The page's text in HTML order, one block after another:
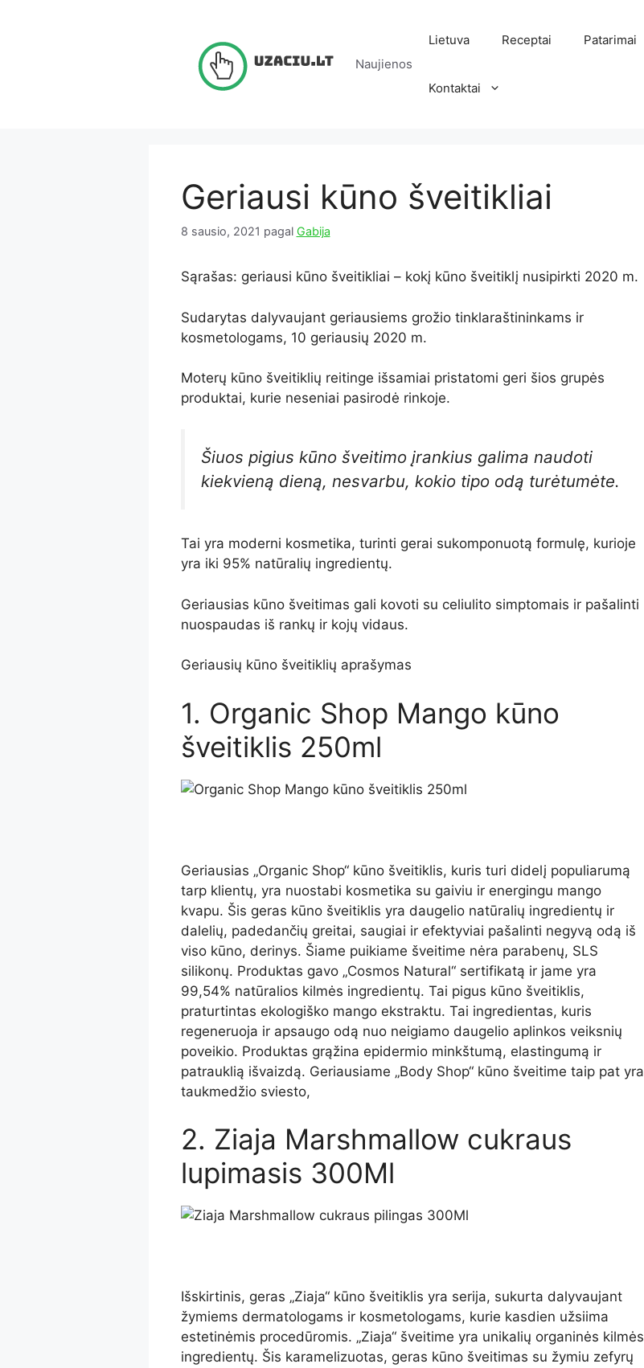
Naujienos
Lietuva Receptai Patarimai
Kontaktai
Geriausi kūno šveitikliai
8 sausio, 2021 pagal Gabija
Sąrašas: geriausi kūno šveitikliai – kokį kūno šveitiklį nusipirkti 2020 m.
Sudarytas dalyvaujant geriausiems grožio tinklaraštininkams ir
kosmetologams, 10 geriausių 2020 m.
Moterų kūno šveitiklių reitinge išsamiai pristatomi geri šios grupės
produktai, kurie neseniai pasirodė rinkoje.
Šiuos pigius kūno šveitimo įrankius galima naudoti
kiekvieną dieną, nesvarbu, kokio tipo odą turėtumėte.
Tai yra moderni kosmetika, turinti gerai sukomponuotą formulę, kurioje
yra iki 95% natūralių ingredientų.
Geriausias kūno šveitimas gali kovoti su celiulito simptomais ir pašalinti
nuospaudas iš rankų ir kojų vidaus.
Geriausių kūno šveitiklių aprašymas
1. Organic Shop Mango kūno
šveitiklis 250ml
Geriausias „Organic Shop“ kūno šveitiklis, kuris turi didelį populiarumą
tarp klientų, yra nuostabi kosmetika su gaiviu ir energingu mango
kvapu. Šis geras kūno šveitiklis yra daugelio natūralių ingredientų ir
dalelių, padedančių greitai, saugiai ir efektyviai pašalinti negyvą odą iš
viso kūno, derinys. Šiame puikiame šveitime nėra parabenų, SLS
silikonų. Produktas gavo „Cosmos Natural“ sertifikatą ir jame yra
99,54% natūralios kilmės ingredientų. Tai pigus kūno šveitiklis,
praturtintas ekologiško mango ekstraktu. Tai ingredientas, kuris
regeneruoja ir apsaugo odą nuo neigiamo daugelio aplinkos veiksnių
poveikio. Produktas grąžina epidermio minkštumą, elastingumą ir
patrauklią išvaizdą. Geriausiame „Body Shop“ kūno šveitime taip pat yra
taukmedžio sviesto,
2. Ziaja Marshmallow cukraus
lupimasis 300Ml
Išskirtinis, geras „Ziaja“ kūno šveitiklis yra serija, sukurta dalyvaujant
žymiems dermatologams ir kosmetologams, kurie kasdien užsiima
estetinėmis procedūromis. „Ziaja“ šveitime yra unikalių organinės kilmės
ingredientų. Šis karamelizuotas, geras kūno šveitimas su žymiu zefyrų